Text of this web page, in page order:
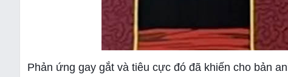
Phản ứng gay gắt và tiêu cực đó đã khiến cho bản